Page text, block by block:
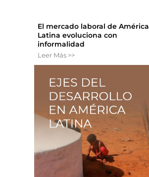
El mercado laboral de América
Latina evoluciona con
informalidad
Leer Más >>